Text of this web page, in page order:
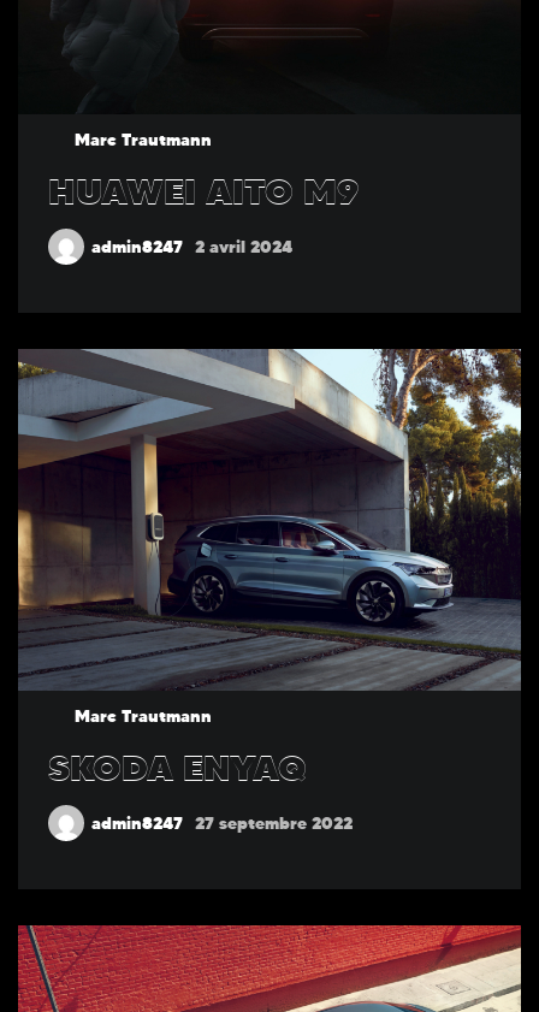
Marc Trautmann
HUAWEI AITO M9
admin8247 2 avril 2024
Marc Trautmann
SKODA ENYAQ
admin8247 27 septembre 2022